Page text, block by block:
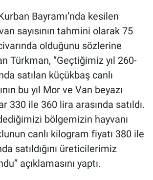
Bayramı’nda kesilen
sayısının tahmini olarak 75
olduğunu sözlerine
Türkman, ‘’Geçtiğimiz yıl 260-
satılan küçükbaş canlı
bu yıl Mor ve Van beyazı
330 ile 360 lira arasında satıldı.
bölgemizin hayvanı
canlı kilogram fiyatı 380 ile
satıldığını üreticilerimiz
açıklamasını yaptı.